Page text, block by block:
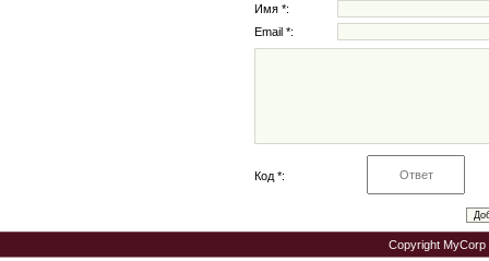
Имя *:
Email *:
Код *:
Copyright MyCorp